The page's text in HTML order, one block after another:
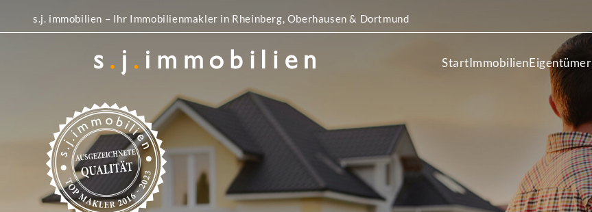
s.j. immobilien – Ihr Immobilienmakler in Rheinberg, Oberhausen & Dortmund
StartImmobilienEigentümer